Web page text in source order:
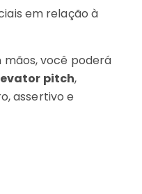
em relação à
mãos, você poderá
pitch,
assertivo e